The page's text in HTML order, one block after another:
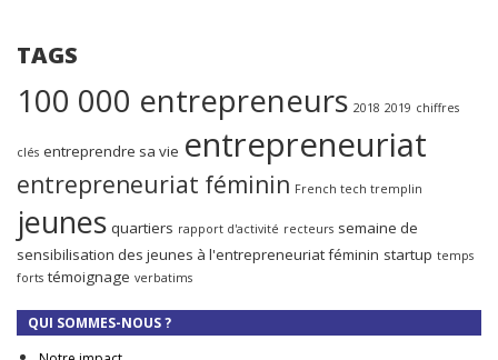
TAGS
100 000 entrepreneurs 2018 2019 chiffres
clés entreprendre sa vie entrepreneuriat
entrepreneuriat féminin French tech tremplin
jeunes quartiers rapport d'activité recteurs semaine de
sensibilisation des jeunes à l'entrepreneuriat féminin startup temps
forts témoignage verbatims
QUI SOMMES-NOUS ?